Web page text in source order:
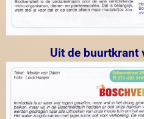
Uit de buurtkrant